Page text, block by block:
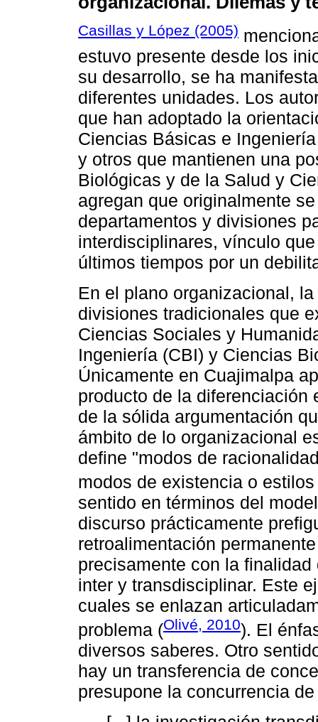
Casillas y López (2005)
estuvo presente desde los
su desarrollo, se ha
diferentes unidades. Los
que han adoptado la
Ciencias Básicas e
y otros que mantienen una
Biológicas y de la Salud y
agregan que originalmente
departamentos y divisiones
interdisciplinares, vínculo
últimos tiempos por un
En el plano organizacional,
divisiones tradicionales que
Ciencias Sociales y
Ingeniería (CBI) y Ciencias
Únicamente en Cuajimalpa
producto de la diferenciación
de la sólida argumentación
ámbito de lo organizacional
define "modos de
modos de existencia o
sentido en términos del
discurso prácticamente
retroalimentación
precisamente con la
inter y transdisciplinar. Este
cuales se enlazan
problema (Olivé, 2010). El
diversos saberes. Otro
hay un transferencia de
presupone la concurrencia